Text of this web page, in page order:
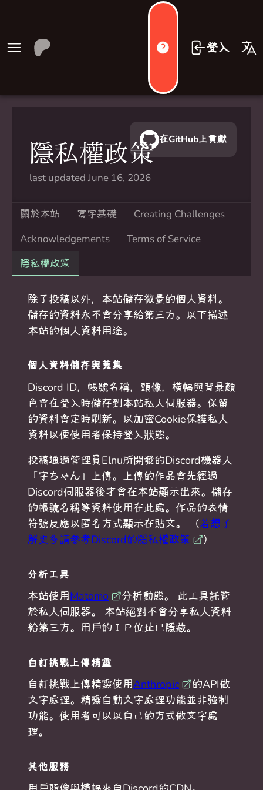
登入
在GitHub上貢獻
隱私權政策
last updated June 16, 2026
關於本站 寫字基礎
Creating Challenges
Acknowledgements
Terms of Service
隱私權政策
除了投稿以外，本站儲存微量的個人資料。
儲存的資料永不會分享給第三方。以下描述
本站的個人資料用途。
個人資料儲存與蒐集
Discord ID，帳號名稱，頭像，橫幅與背景顏
色會在登入時儲存到本站私人伺服器。保留
的資料會定時刷新。以加密Cookie保護私人
資料以便使用者保持登入狀態。
投稿通過管理員Elnu所開發的Discord機器人
「字ちゃん」上傳。上傳的作品會先經過
Discord伺服器後才會在本站顯示出來。儲存
的帳號名稱等資料使用在此處。作品的表情
符號反應以匿名方式顯示在貼文。 （若想了
解更多請參考Discord的隱私權政策
）
分析工具
本站使用Matomo
分析動態。 此工具託管
於私人伺服器。 本站絕對不會分享私人資料
給第三方。用戶的ＩＰ位址已隱藏。
自訂挑戰上傳精靈
自訂挑戰上傳精靈使用Anthropic
的API做
文字處理。精靈自動文字處理功能並非強制
功能。使用者可以以自己的方式做文字處
理。
其他服務